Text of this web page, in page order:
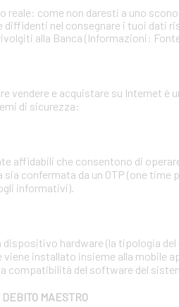
reale: come non daresti a uno
nel consegnare i tuoi dati
alla Banca (Informazioni:
vendere e acquistare su Internet
di sicurezza:
affidabili che consentono di
confermata da un OTP (one
informativi).
dispositivo hardware (la tipologia
installato insieme alla mobile
compatibilità del software del
MAESTRO